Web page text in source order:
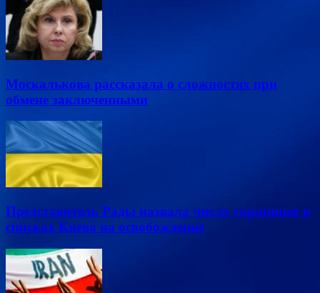
Москалькова рассказала о сложностях при
обмене заключенными
Представитель Рады назвала число украинцев в
списках Киева на освобождение